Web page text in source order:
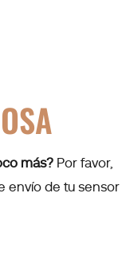
más? Por favor,
envío de tu sensor